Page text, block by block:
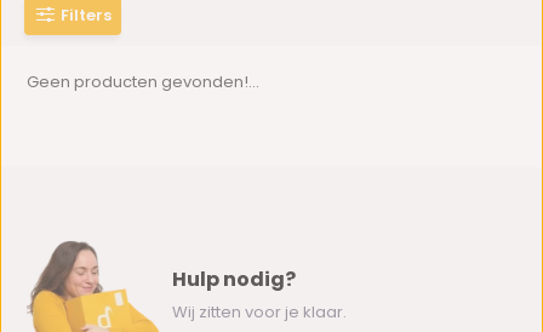
Filters
Geen producten gevonden!...
Hulp nodig?
Wij zitten voor je klaar.